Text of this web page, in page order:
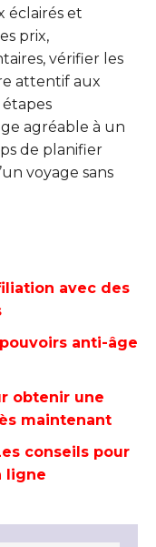
éclairés et
prix,
vérifier les
attentif aux
agréable à un
de planifier
voyage sans
avec des
anti-âge
obtenir une
maintenant
conseils pour
ligne